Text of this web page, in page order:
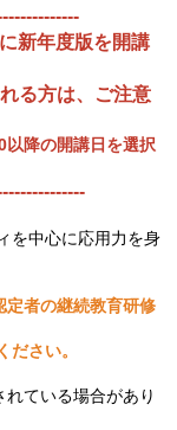
新年度版を開講
る方は、ご注意
降の開講日を選択
を中心に応用力を身
定者の継続教育研修
ださい。
ている場合があり